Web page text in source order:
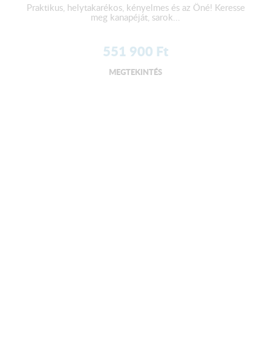
Praktikus, helytakarékos, kényelmes és az Öné! Keresse
meg kanapéját, sarok...
551 900 Ft
MEGTEKINTÉS